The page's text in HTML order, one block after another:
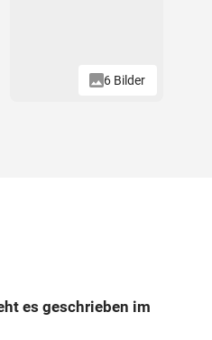
6 Bilder
es geschrieben im